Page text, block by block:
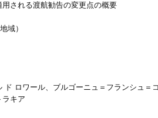
される渡航勧告の変更点の概要
域）
ド ロワール、ブルゴーニュ＝フランシュ＝
ラキア